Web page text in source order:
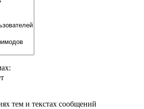
тем и текстах сообщений